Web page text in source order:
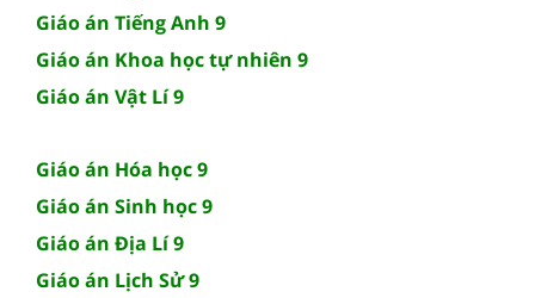
Giáo án Tiếng Anh 9
Giáo án Khoa học tự nhiên 9
Giáo án Vật Lí 9
Giáo án Hóa học 9
Giáo án Sinh học 9
Giáo án Địa Lí 9
Giáo án Lịch Sử 9